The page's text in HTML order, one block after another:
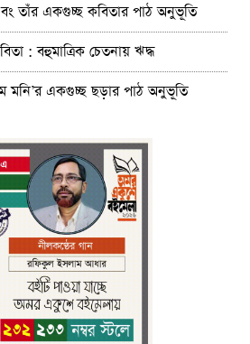
তাঁর একগুচ্ছ কবিতার পাঠ অনুভূতি
: বহুমাত্রিক চেতনায় ঋদ্ধ
মনি’র একগুচ্ছ ছড়ার পাঠ অনুভূতি